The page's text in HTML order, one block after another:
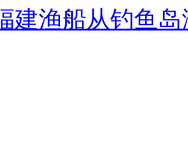
国家言论片面不公正
建渔船从钓鱼